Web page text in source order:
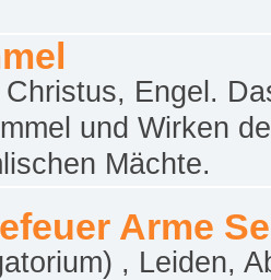
Engel.
und Wirken
Mächte.
Arme
, Leiden,